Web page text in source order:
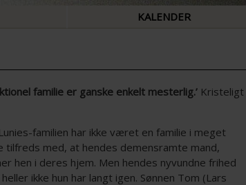
KALENDER
familie er ganske enkelt mesterlig.’Kristeligt
familien har ikke været en familie i meget
tilfreds med, at hendes demensramte mand,
hen i deres hjem. Men hendes nyvundne frihed
ikke hun har langt igen. Sønnen Tom (Lars